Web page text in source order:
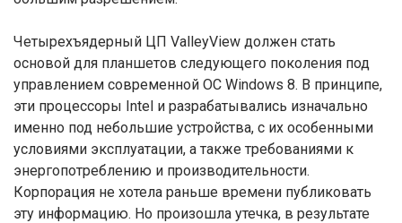
Четырехъядерный ЦП ValleyView должен стать
основой для планшетов следующего поколения под
управлением современной ОС Windows 8. В принципе,
эти процессоры Intel и разрабатывались изначально
именно под небольшие устройства, с их особенными
условиями эксплуатации, а также требованиями к
энергопотреблению и производительности.
Корпорация не хотела раньше времени публиковать
эту информацию. Но произошла утечка, в результате